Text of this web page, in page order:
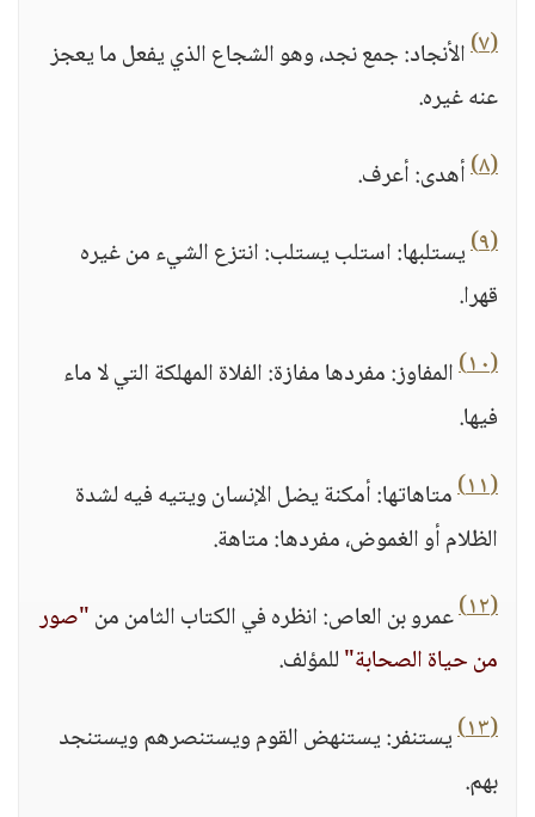
(٧)
الأنجاد: جمع نجد، وهو الشجاع الذي يفعل ما يعجز
عنه غيره.
(٨)
أهدى: أعرف.
(٩)
يستلبها: استلب يستلب: انتزع الشيء من غيره
قهرا.
(١٠)
المفاوز: مفردها مفازة: الفلاة المهلكة التي لا ماء
فيها.
(١١)
متاهاتها: أمكنة يضل الإنسان ويتيه فيه لشدة
الظلام أو الغموض، مفردها: متاهة.
(١٢)
عمرو بن العاص: انظره في الكتاب الثامن من"صور
من حياة الصحابة"للمؤلف.
(١٣)
يستنفر: يستنهض القوم ويستنصرهم ويستنجد
بهم.